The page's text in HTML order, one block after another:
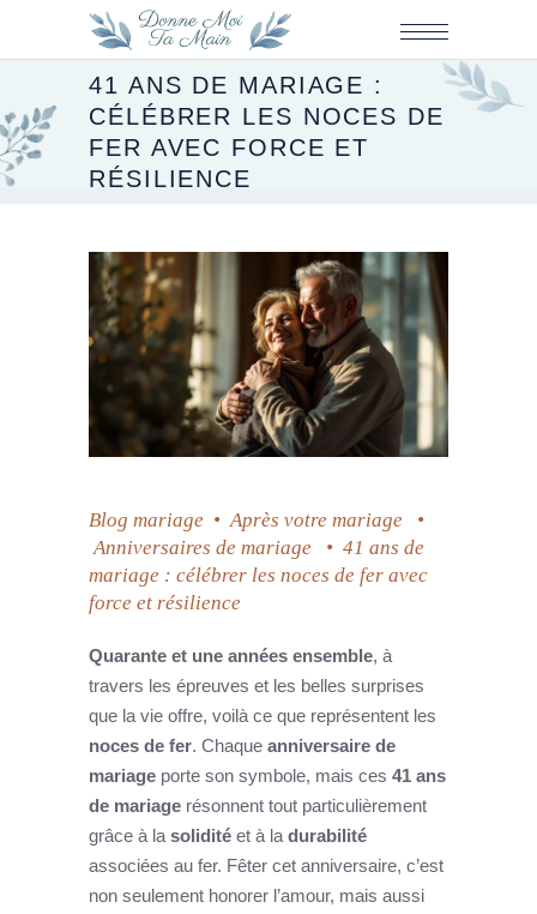
41 ANS DE MARIAGE :
CÉLÉBRER LES NOCES DE
FER AVEC FORCE ET
RÉSILIENCE
Blog mariage •Après votre mariage
•
Anniversaires de mariage
• 41 ans de
mariage : célébrer les noces de fer avec
force et résilience
Quarante et une années ensemble, à
travers les épreuves et les belles surprises
que la vie offre, voilà ce que représentent les
noces de fer. Chaque anniversaire de
mariage porte son symbole, mais ces 41 ans
de mariage résonnent tout particulièrement
grâce à lasolidité et à ladurabilité
associées au fer. Fêter cet anniversaire, c’est
non seulement honorer l’amour, mais aussi